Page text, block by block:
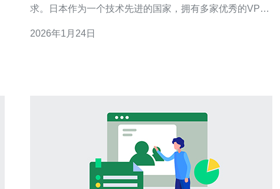
求。日本作为一个技术先进的国家，拥有多家优秀的VPS
提供相关的服务质量、性能和价格信息，帮助用户做出明
2026年1月24日